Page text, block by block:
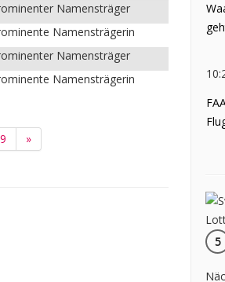
Namensträger
Namensträgerin
Namensträger
Namensträgerin
»
5